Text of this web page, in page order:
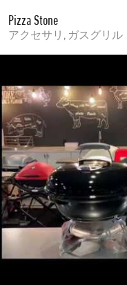
Pizza Stone
アクセサリ, ガスグリル